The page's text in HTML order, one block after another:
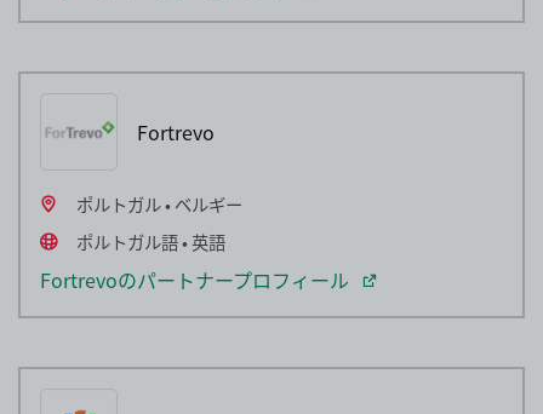
Fortrevo
ポルトガル • ベルギー
ポルトガル語 • 英語
Fortrevoのパートナープロフィール